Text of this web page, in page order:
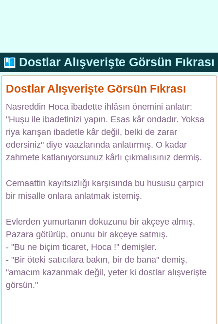
Dostlar Alışverişte Görsün Fıkrası
Dostlar Alışverişte Görsün Fıkrası
Nasreddin Hoca ibadette ihlâsın önemini anlatır:
"Huşu ile ibadetinizi yapın. Esas kâr ondadır. Yoksa
riya karışan ibadetle kâr değil, belki de zarar
edersiniz" diye vaazlarında anlatırmış. O kadar
zahmete katlanıyorsunuz kârlı çıkmalısınız dermiş.
Cemaattin kayıtsızlığı karşısında bu hususu çarpıcı
bir misalle onlara anlatmak istemiş.
Evlerden yumurtanın dokuzunu bir akçeye almış.
Pazara götürüp, onunu bir akçeye satmış.
- "Bu ne biçim ticaret, Hoca !" demişler.
- "Bir öteki satıcılara bakın, bir de bana" demiş,
"amacım kazanmak değil, yeter ki dostlar alışverişte
görsün."